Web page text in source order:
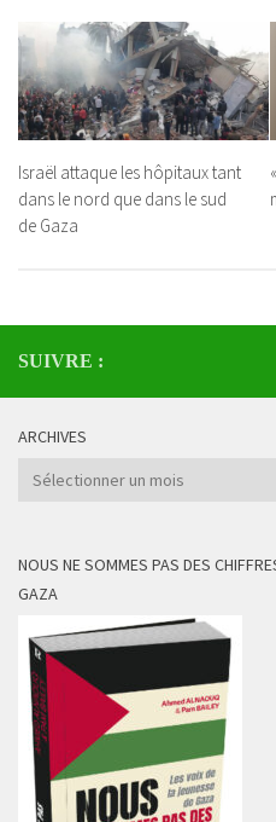
Israël attaque les hôpitaux tant
dans le nord que dans le sud
de Gaza
SUIVRE :
ARCHIVES
Archives
NOUS NE SOMMES PAS DES
GAZA